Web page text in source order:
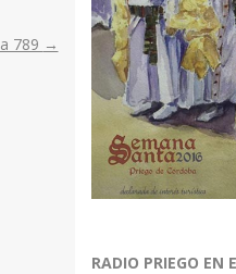
789 →
RADIO PRIEGO EN